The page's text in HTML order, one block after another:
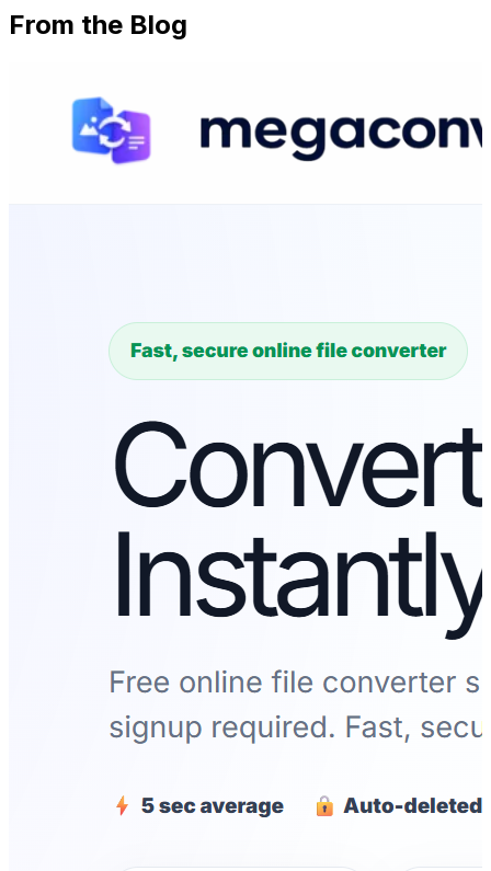
From the Blog